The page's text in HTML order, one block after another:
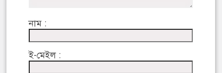
নাম :
ই-মেইল :